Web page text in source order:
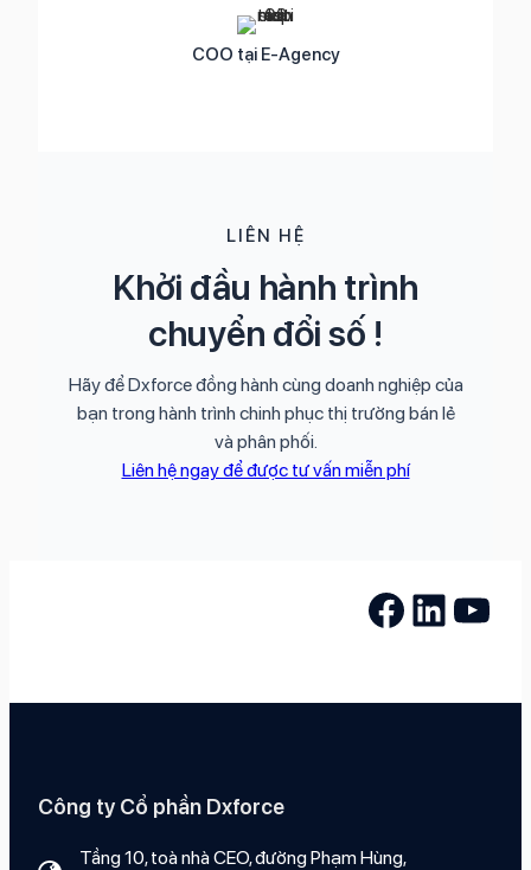
COO tại E-Agency
LIÊN HỆ
Khởi đầu hành trình
chuyển đổi số !
Hãy để Dxforce đồng hành cùng doanh nghiệp của
bạn trong hành trình chinh phục thị trường bán lẻ
và phân phối.
Liên hệ ngay để được tư vấn miễn phí
Facebook LinkedIn YouTube
Công ty Cổ phần Dxforce
Tầng 10, toà nhà CEO, đường Phạm Hùng,